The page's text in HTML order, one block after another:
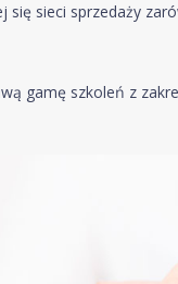
się sieci sprzedaży
gamę szkoleń z